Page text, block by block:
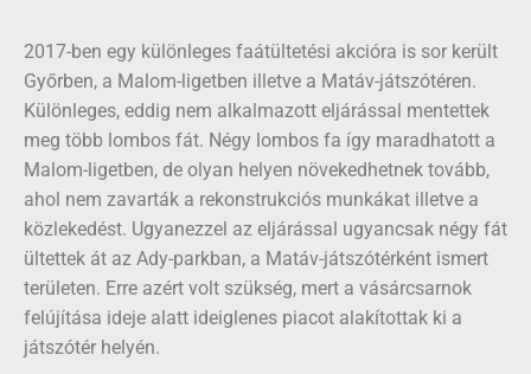
2017-ben egy különleges faátültetési akcióra is sor került
Győrben, a Malom-ligetben illetve a Matáv-játszótéren.
Különleges, eddig nem alkalmazott eljárással mentettek
meg több lombos fát. Négy lombos fa így maradhatott a
Malom-ligetben, de olyan helyen növekedhetnek tovább,
ahol nem zavarták a rekonstrukciós munkákat illetve a
közlekedést. Ugyanezzel az eljárással ugyancsak négy fát
ültettek át az Ady-parkban, a Matáv-játszótérként ismert
területen. Erre azért volt szükség, mert a vásárcsarnok
felújítása ideje alatt ideiglenes piacot alakítottak ki a
játszótér helyén.